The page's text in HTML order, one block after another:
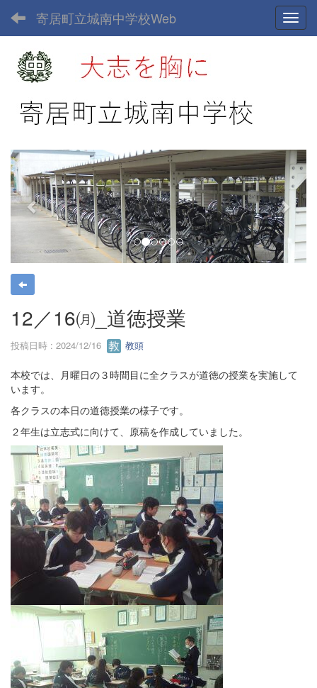
寄居町立城南中学校Web
p
r
e
v
o
u
s
n
e
x
t
12／16㈪_道徳授業
投稿日時 : 2024/12/16 教頭
本校では、月曜日の３時間目に全クラスが道徳の授業を実施して
います。
各クラスの本日の道徳授業の様子です。
２年生は立志式に向けて、原稿を作成していました。